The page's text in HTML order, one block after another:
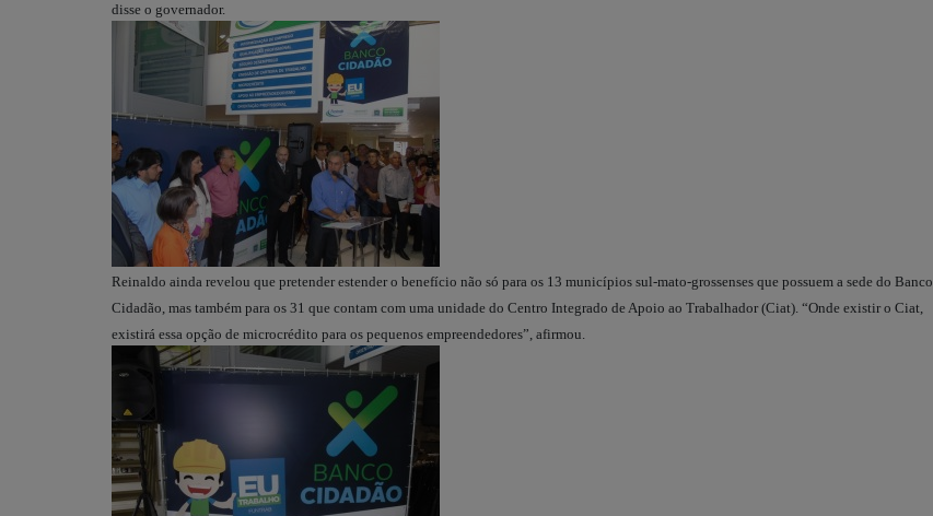
disse o governador.
Reinaldo ainda revelou que pretender estender o benefício não só para os 13 municípios sul-mato-grossenses que possuem a sede do Banco
Cidadão, mas também para os 31 que contam com uma unidade do Centro Integrado de Apoio ao Trabalhador (Ciat). “Onde existir o Ciat,
existirá essa opção de microcrédito para os pequenos empreendedores”, afirmou.